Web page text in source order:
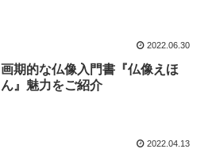
2022.06.30
画期的な仏像入門書『仏像えほ
ん』魅力をご紹介
2022.04.13